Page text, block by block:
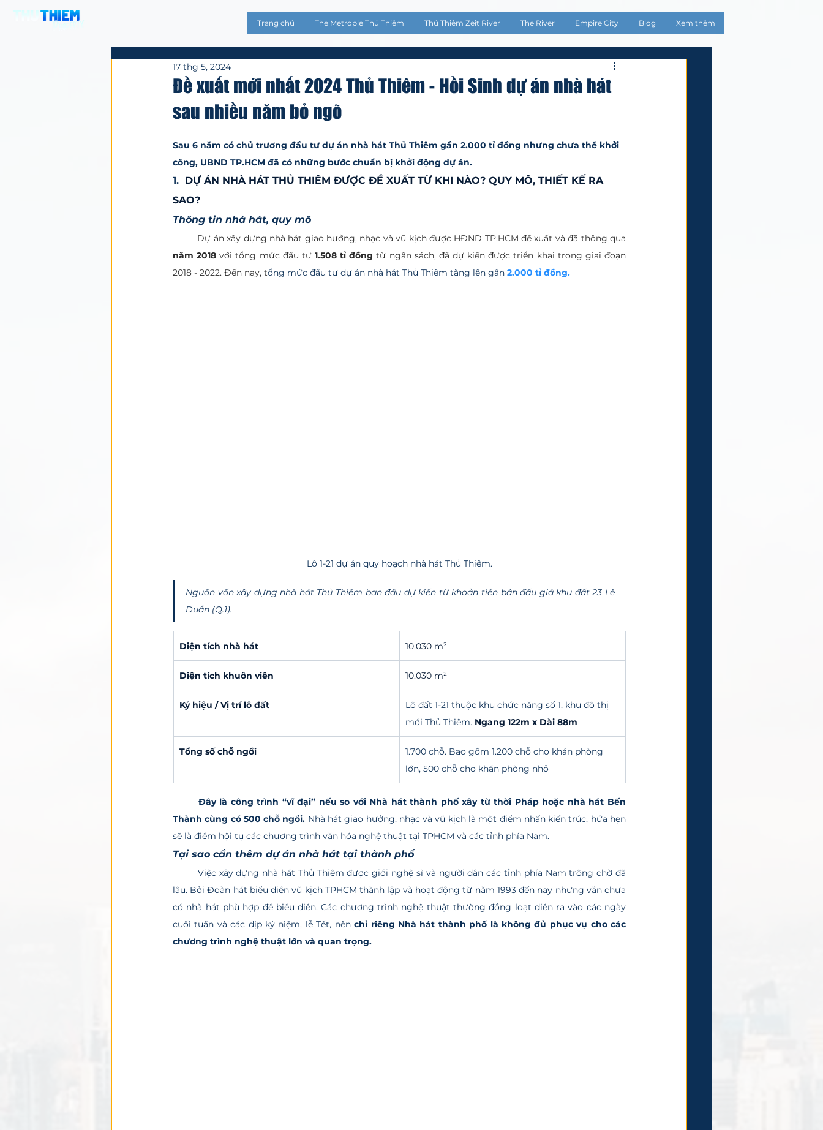
Trang chủ The Metrople Thủ Thiêm Thủ Thiêm Zeit River The River Empire City Blog Xem thêm
Đề xuất mới nhất 2024 Thủ Thiêm - Hồi Sinh dự án nhà hát
sau nhiều năm bỏ ngõ
17 thg 5, 2024
Sau 6 năm có chủ trương đầu tư dự án nhà hát Thủ Thiêm gần 2.000 tỉ đồng nhưng chưa thể khởi
công, UBND TP.HCM đã có những bước chuẩn bị khởi động dự án.
1. DỰ ÁN NHÀ HÁT THỦ THIÊM ĐƯỢC ĐỀ XUẤT TỪ KHI NÀO? QUY MÔ, THIẾT KẾ RA
SAO?
Thông tin nhà hát, quy mô
năm 2018 với tổng mức đầu tư 1.508 tỉ đồng từ ngân sách, đã dự kiến được triển khai trong giai đoạn
2018 - 2022. Đến nay, tổng mức đầu tư dự án nhà hát Thủ Thiêm tăng lên gần 2.000 tỉ đồng.
Lô 1-21 dự án quy hoạch nhà hát Thủ Thiêm.
Nguồn vốn xây dựng nhà hát Thủ Thiêm ban đầu dự kiến từ khoản tiền bán đấu giá khu đất 23 Lê
Duẩn (Q.1).
Diện tích nhà hát 10.030 m²
Diện tích khuôn viên 10.030 m²
Ký hiệu / Vị trí lô đất
Lô đất 1-21 thuộc khu chức năng số 1, khu đô thị
mới Thủ Thiêm. Ngang 122m x Dài 88m
Tổng số chỗ ngồi
1.700 chỗ. Bao gồm 1.200 chỗ cho khán phòng
lớn, 500 chỗ cho khán phòng nhỏ
Đây là công trình “vĩ đại” nếu so với Nhà hát thành phố xây từ thời Pháp hoặc nhà hát Bến
Thành cùng có 500 chỗ ngồi. Nhà hát giao hưởng, nhạc và vũ kịch là một điểm nhấn kiến trúc, hứa hẹn
sẽ là điểm hội tụ các chương trình văn hóa nghệ thuật tại TPHCM và các tỉnh phía Nam.
Tại sao cần thêm dự án nhà hát tại thành phố
lâu. Bởi Đoàn hát biểu diễn vũ kịch TPHCM thành lập và hoạt động từ năm 1993 đến nay nhưng vẫn chưa
có nhà hát phù hợp để biểu diễn. Các chương trình nghệ thuật thường đồng loạt diễn ra vào các ngày
cuối tuần và các dịp kỷ niệm, lễ Tết, nên chỉ riêng Nhà hát thành phố là không đủ phục vụ cho các
chương trình nghệ thuật lớn và quan trọng.